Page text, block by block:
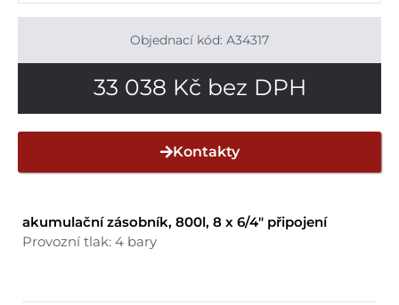
akumulační zásobník, 800l, 8 x 6/4″ připojení
Provozní tlak: 4 bary
Objednací kód: A34317
33 038 Kč bez DPH
Kontakty